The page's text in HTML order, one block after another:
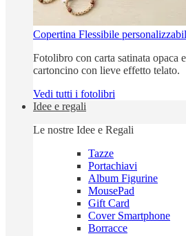
Copertina Flessibile
Fotolibro con carta satinata opaca
cartoncino con lieve effetto telato.
Vedi tutti i fotolibri
Idee e regali
Le nostre Idee e Regali
Tazze
Portachiavi
Album Figurine
MousePad
Gift Card
Cover Smartphone
Borracce